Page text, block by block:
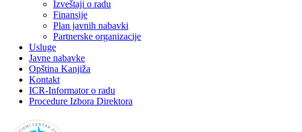
Izveštaji o radu
Finansije
Plan javnih nabavki
Partnerske organizacije
Usluge
Javne nabavke
Opština Kanjiža
Kontakt
ICR-Informator o radu
Procedure Izbora Direktora